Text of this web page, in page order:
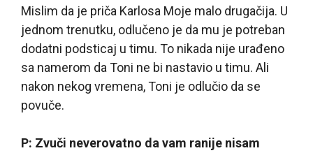
Mislim da je priča Karlosa Moje malo drugačija. U
jednom trenutku, odlučeno je da mu je potreban
dodatni podsticaj u timu. To nikada nije urađeno
sa namerom da Toni ne bi nastavio u timu. Ali
nakon nekog vremena, Toni je odlučio da se
povuče.
P: Zvuči neverovatno da vam ranije nisam